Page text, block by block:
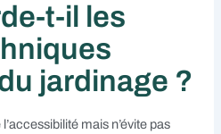
t-il les
jardinage ?
mais n’évite pas